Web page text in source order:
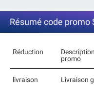
Résumé code promo
Réduction
promo
livraison
Livraison